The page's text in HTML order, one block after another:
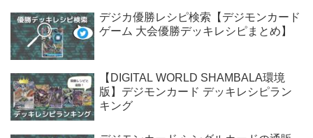
デジカ優勝レシピ検索【デジモンカード
ゲーム 大会優勝デッキレシピまとめ】
【DIGITAL WORLD SHAMBALA環境
版】デジモンカード デッキレシピラン
キング